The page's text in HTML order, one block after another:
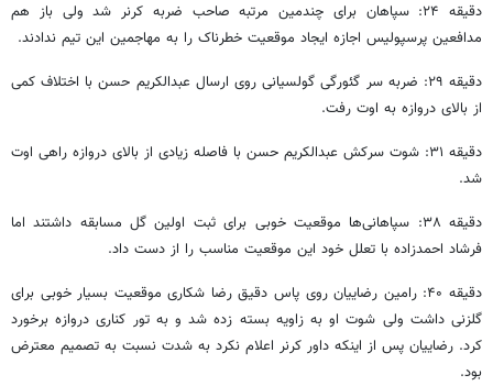
دقیقه ۲۴: سپاهان برای چندمین مرتبه صاحب ضربه کرنر شد ولی باز هم
مدافعین پرسپولیس اجازه ایجاد موقعیت خطرناک را به مهاجمین این تیم ندادند.
دقیقه ۲۹: ضربه سر گئورگی گولسیانی روی ارسال عبدالکریم حسن با اختلاف کمی
از بالای دروازه به اوت رفت.
دقیقه ۳۱: شوت سرکش عبدالکریم حسن با فاصله زیادی از بالای دروازه راهی اوت
شد.
دقیقه ۳۸: سپاهانی‌ها موقعیت خوبی برای ثبت اولین گل مسابقه داشتند اما
فرشاد احمدزاده با تعلل خود این موقعیت مناسب را از دست داد.
دقیقه ۴۰: رامین رضاییان روی پاس دقیق رضا شکاری موقعیت بسیار خوبی برای
گلزنی داشت ولی شوت او به زاویه بسته زده شد و به تور کناری دروازه برخورد
کرد. رضاییان پس از اینکه داور کرنر اعلام نکرد به شدت نسبت به تصمیم معترض
بود.